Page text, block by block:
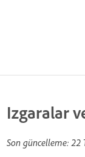
Izgaralar
Son güncelleme:22